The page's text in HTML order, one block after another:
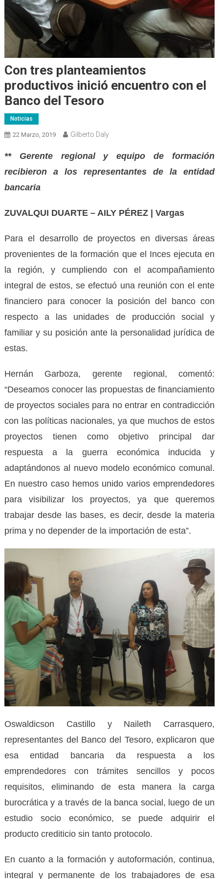
Con tres planteamientos
productivos inició encuentro con el
Banco del Tesoro
Noticias
22 Marzo, 2019 Gilberto Daly
** Gerente regional y equipo de formación
recibieron a los representantes de la entidad
bancaria
ZUVALQUI DUARTE – AILY PÉREZ | Vargas
Para el desarrollo de proyectos en diversas áreas
provenientes de la formación que el Inces ejecuta en
la región, y cumpliendo con el acompañamiento
integral de estos, se efectuó una reunión con el ente
financiero para conocer la posición del banco con
respecto a las unidades de producción social y
familiar y su posición ante la personalidad jurídica de
estas.
Hernán Garboza, gerente regional, comentó:
“Deseamos conocer las propuestas de financiamiento
de proyectos sociales para no entrar en contradicción
con las políticas nacionales, ya que muchos de estos
proyectos tienen como objetivo principal dar
respuesta a la guerra económica inducida y
adaptándonos al nuevo modelo económico comunal.
En nuestro caso hemos unido varios emprendedores
para visibilizar los proyectos, ya que queremos
trabajar desde las bases, es decir, desde la materia
prima y no depender de la importación de esta”.
Oswaldicson Castillo y Naileth Carrasquero,
representantes del Banco del Tesoro, explicaron que
esa entidad bancaria da respuesta a los
emprendedores con trámites sencillos y pocos
requisitos, eliminando de esta manera la carga
burocrática y a través de la banca social, luego de un
estudio socio económico, se puede adquirir el
producto crediticio sin tanto protocolo.
En cuanto a la formación y autoformación, continua,
integral y permanente de los trabajadores de esa